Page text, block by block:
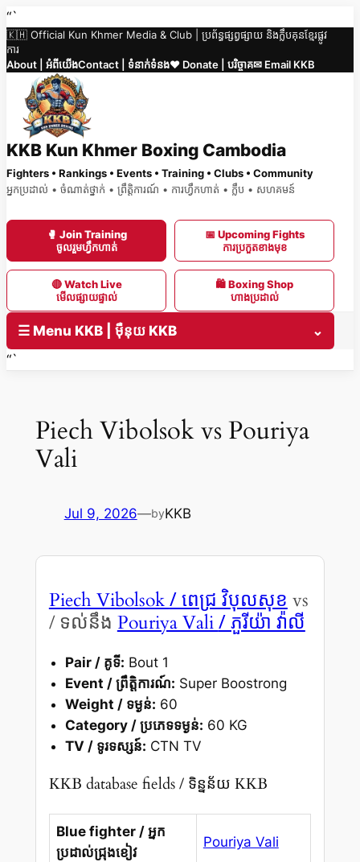
Skip
to
content
“`
🇰🇭 Official Kun Khmer Media & Club | ប្រព័ន្ធផ្សព្វផ្សាយ និងក្លឹបគុនខ្មែរផ្លូវ
ការ
About | អំពីយើងContact | ទំនាក់ទំនង❤️ Donate | បរិច្ចាគ✉ Email KKB
KKB Kun Khmer Boxing Cambodia
Fighters • Rankings • Events • Training • Clubs • Community
អ្នកប្រដាល់ • ចំណាត់ថ្នាក់ • ព្រឹត្តិការណ៍ • ការហ្វឹកហាត់ • ក្លឹប • សហគមន៍
🥊 Join Training
ចូលរួមហ្វឹកហាត់
📅 Upcoming Fights
ការប្រកួតខាងមុខ
🔴 Watch Live
មើលផ្សាយផ្ទាល់
🛍 Boxing Shop
ហាងប្រដាល់
☰ Menu KKB | ម៉ឺនុយ KKB
⌄
“`
Piech Vibolsok vs Pouriya
Vali
Jul 9, 2026—byKKB
Piech Vibolsok/ ពេជ្រ វិបុលសុខ vs
/ ទល់នឹង Pouriya Vali/ ភួរីយ៉ា វ៉ាលី
Pair / គូទី: Bout 1
Event / ព្រឹត្តិការណ៍: Super Boostrong
Weight / ទម្ងន់: 60
Category / ប្រភេទទម្ងន់: 60 KG
TV / ទូរទស្សន៍: CTN TV
KKB database fields / ទិន្នន័យ KKB
Blue fighter / អ្នក
ប្រដាល់ជ្រុងខៀវ
Pouriya Vali